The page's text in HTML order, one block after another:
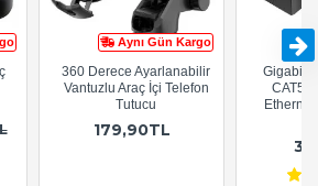
Aynı Gün Kargo
360 Derece Ayarlanabilir
Vantuzlu Araç İçi Telefon
Tutucu
179,90TL
Gigabit
CAT5e